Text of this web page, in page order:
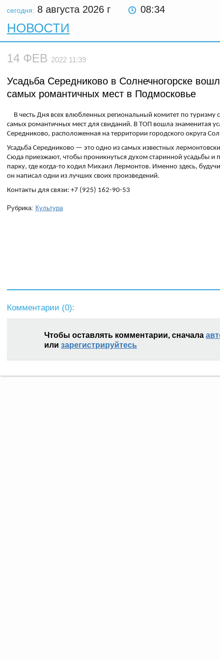
сегодня: 8 августа 2026 г 08:34
НОВОСТИ
14 ФЕВ 2022 11:39
Усадьба Середниково в Солнечногорске
самых романтичных мест в Подмосковье
В честь Дня всех влюбленных региональный комитет по туризму
самых романтичных мест для свиданий. В ТОП вошла знаменитая
Середниково, расположенная на территории городского округа
Усадьба Середниково — это одно из самых известных
Сюда приезжают, чтобы проникнуться духом старинной усадьбы и
парку, где когда-то ходил Михаил Лермонтов. Именно здесь,
он написал одни из лучших своих произведений.
Контакты для связи: +7 (925) 162-90-53
Рубрика: Культура
Комментарии (0):
Чтобы оставлять комментарии, сначала
или зарегистрируйтесь